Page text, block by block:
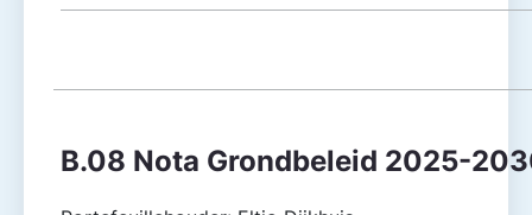
B.08 Nota Grondbeleid 2025-